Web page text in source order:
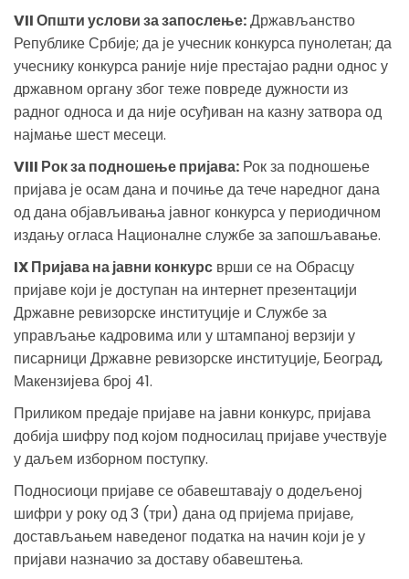
VII Општи услови за запослење:Држављанство
Републике Србије; да је учесник конкурса пунолетан; да
учеснику конкурса раније није престајао радни однос у
државном органу због теже повреде дужности из
радног односа и да није осуђиван на казну затвора од
најмање шест месеци.
VIII Рок за подношење пријава: Рок за подношење
пријава је осам дана и почиње да тече наредног дана
од дана објављивања јавног конкурса у периодичном
издању огласа Националне службе за запошљавање.
IX Пријава на јавни конкурс врши се на Обрасцу
пријаве који је доступан на интернет презентацији
Државне ревизорске институције и Службе за
управљање кадровима или у штампаној верзији у
писарници Државне ревизорске институције, Београд,
Макензијева број 41.
Приликом предаје пријаве на јавни конкурс, пријава
добија шифру под којом подносилац пријаве учествује
у даљем изборном поступку.
Подносиоци пријаве се обавештавају о додељеној
шифри у року од 3 (три) дана од пријема пријаве,
достављањем наведеног податка на начин који је у
пријави назначио за доставу обавештења.